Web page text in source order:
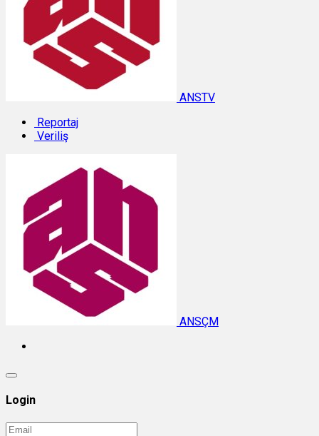
ANSTV
Reportaj
Veriliş
ANSÇM
Login